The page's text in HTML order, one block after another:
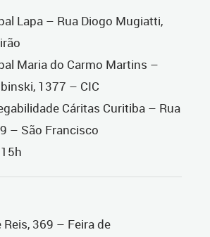
Lapa – Rua Diogo Mugiatti,
Maria do Carmo Martins –
1377 – CIC
Cáritas Curitiba – Rua
– São Francisco
369 – Feira de